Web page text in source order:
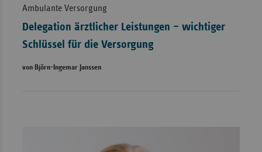
Ambulante Versorgung
Delegation ärztlicher Leistungen – wichtiger
Schlüssel für die Versorgung
von Björn-Ingemar Janssen